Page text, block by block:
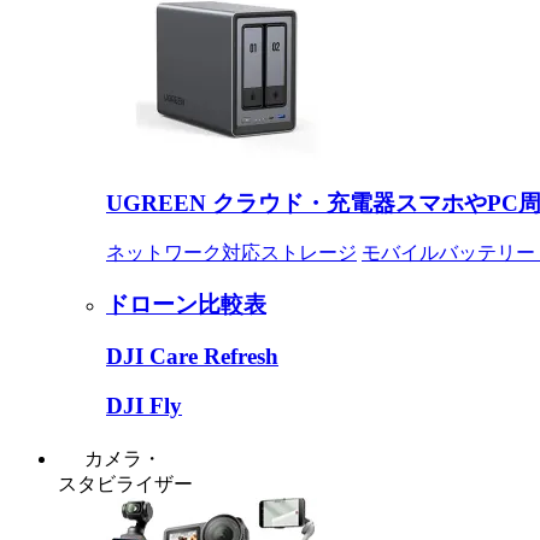
UGREEN クラウド・充電器スマホやPC
ネットワーク対応ストレージ モバイルバッテリー
ドローン比較表
DJI Care Refresh
DJI Fly
カメラ・
スタビライザー